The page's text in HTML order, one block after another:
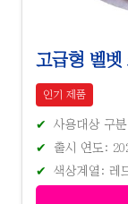
고급형 벨벳
인기 제품
사용대상 구
출시 연도:
색상계열: 레